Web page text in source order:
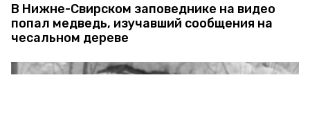
В Нижне-Свирском заповеднике на видео
попал медведь, изучавший сообщения на
чесальном дереве